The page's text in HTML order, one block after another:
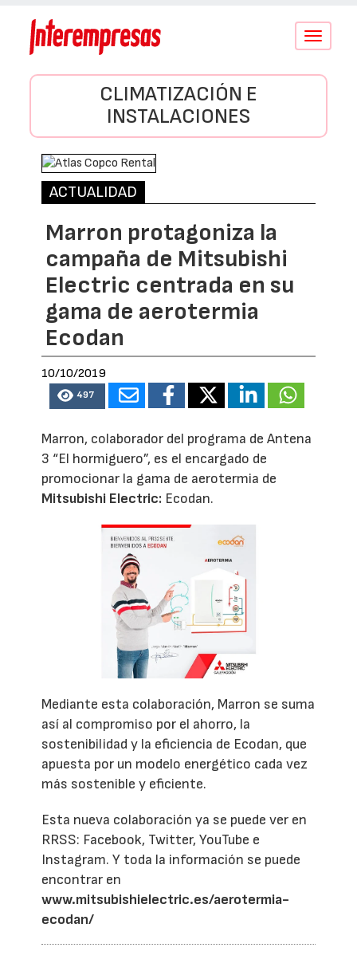
Conmutar
CLIMATIZACIÓN E
INSTALACIONES
ACTUALIDAD
Marron protagoniza la
campaña de Mitsubishi
Electric centrada en su
gama de aerotermia
Ecodan
10/10/2019
497
Marron, colaborador del programa de Antena
3 “El hormiguero”, es el encargado de
promocionar la gama de aerotermia de
Mitsubishi Electric: Ecodan.
Mediante esta colaboración, Marron se suma
así al compromiso por el ahorro, la
sostenibilidad y la eficiencia de Ecodan, que
apuesta por un modelo energético cada vez
más sostenible y eficiente.
Esta nueva colaboración ya se puede ver en
RRSS: Facebook, Twitter, YouTube e
Instagram. Y toda la información se puede
encontrar en
www.mitsubishielectric.es/aerotermia-
ecodan/